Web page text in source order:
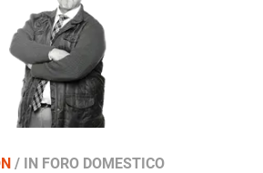
/ IN FORO DOMESTICO